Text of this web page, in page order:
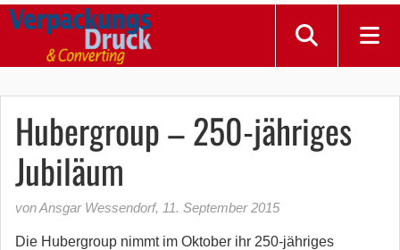
Hubergroup – 250-jähriges
Jubiläum
von Ansgar Wessendorf, 11. September 2015
Die Hubergroup nimmt im Oktober ihr 250-jähriges